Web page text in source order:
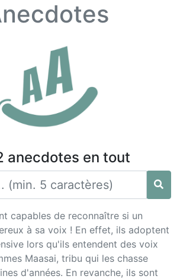
anecdotes en tout
capables de reconnaître si un
à sa voix ! En effet, ils adoptent
lors qu'ils entendent des voix
Maasai, tribu qui les chasse
d'années. En revanche, ils sont